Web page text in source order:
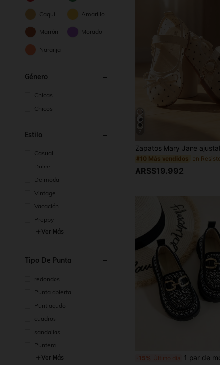
Caqui Amarillo
Marrón Morado
Naranja
Género
Chicas
Chicos
Estilo
Casual
Dulce
De moda
Vintage
Vacación
Preppy
Ver Más
Tipo De Punta
redondos
Punta abierta
Puntiagudo
cuadros
sandalias
Puntera
Ver Más
#10 Más vendidos
ARS$19.992
-15% Último día 1 par de mocasines sin cordones con pedrería brillante estilo británico vintage para niñas, adecuados para la